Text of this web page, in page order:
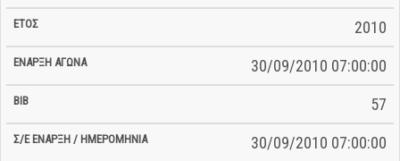
2010
30/09/2010 07:00:00
57
30/09/2010 07:00:00